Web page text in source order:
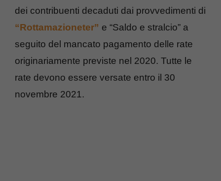
dei contribuenti decaduti dai provvedimenti di
“Rottamazioneter” e “Saldo e stralcio” a
seguito del mancato pagamento delle rate
originariamente previste nel 2020. Tutte le
rate devono essere versate entro il 30
novembre 2021.